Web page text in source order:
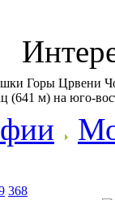
Горы Црвени
(641 м) на юго-
368